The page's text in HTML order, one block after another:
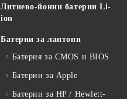
Литиево-йонни батерии Li-
ion
Батерии за лаптопи
Батерия за CMOS и BIOS
Батерии за Apple
Батерии за HP / Hewlett-